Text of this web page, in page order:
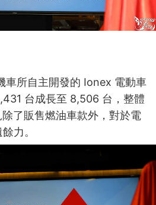
車所自主開發的 Ionex 電動車
台成長至 8,506 台，整體
了販售燃油車款外，對於電
力。